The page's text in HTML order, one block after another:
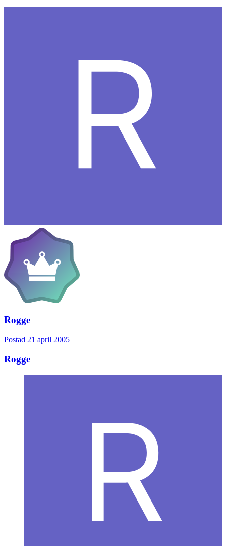
Rogge
Postad 21 april 2005
Rogge